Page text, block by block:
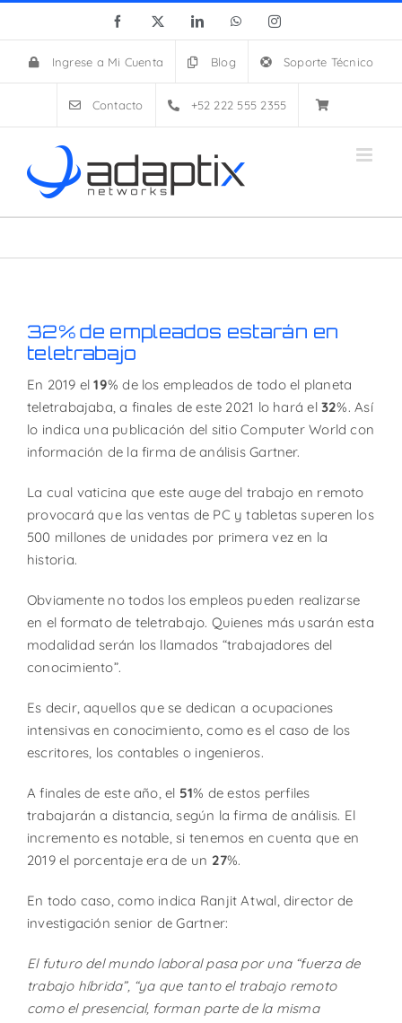
content
Facebook
X LinkedInWhatsAppInstagram
Ingrese a Mi Cuenta Blog Soporte Técnico
Contacto +52 222 555 2355
32% de empleados estarán en
teletrabajo
En 2019 el19% de los empleados de todo el planeta
teletrabajaba, a finales de este 2021 lo hará el32%. Así
lo indica una publicación del sitio Computer World con
información de la firma de análisis Gartner.
La cual vaticina que este auge del trabajo en remoto
provocará que las ventas de PC y tabletas superen los
500 millones de unidades por primera vez en la
historia.
Obviamente no todos los empleos pueden realizarse
en el formato de teletrabajo. Quienes más usarán esta
modalidad serán los llamados “trabajadores del
conocimiento”.
Es decir, aquellos que se dedican a ocupaciones
intensivas en conocimiento, como es el caso de los
escritores, los contables o ingenieros.
A finales de este año, el 51% de estos perfiles
trabajarán a distancia, según la firma de análisis. El
incremento es notable, si tenemos en cuenta que en
2019 el porcentaje era de un 27%.
En todo caso, como indica Ranjit Atwal, director de
investigación senior de Gartner:
El futuro del mundo laboral pasa por una “fuerza de
trabajo híbrida”, “ya que tanto el trabajo remoto
como el presencial, forman parte de la misma